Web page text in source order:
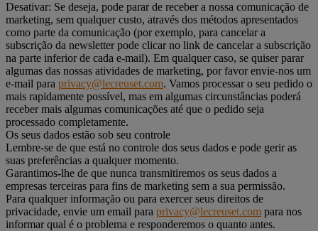
Desativar: Se deseja, pode parar de receber a nossa comunicação de
marketing, sem qualquer custo, através dos métodos apresentados
como parte da comunicação (por exemplo, para cancelar a
subscrição da newsletter pode clicar no link de cancelar a subscrição
na parte inferior de cada e-mail). Em qualquer caso, se quiser parar
algumas das nossas atividades de marketing, por favor envie-nos um
e-mail para privacy@lecreuset.com. Vamos processar o seu pedido o
mais rapidamente possível, mas em algumas circunstâncias poderá
receber mais algumas comunicações até que o pedido seja
processado completamente.
Os seus dados estão sob seu controle
Lembre-se de que está no controle dos seus dados e pode gerir as
suas preferências a qualquer momento.
Garantimos-lhe de que nunca transmitiremos os seus dados a
empresas terceiras para fins de marketing sem a sua permissão.
Para qualquer informação ou para exercer seus direitos de
privacidade, envie um email para privacy@lecreuset.com para nos
informar qual é o problema e responderemos o quanto antes.